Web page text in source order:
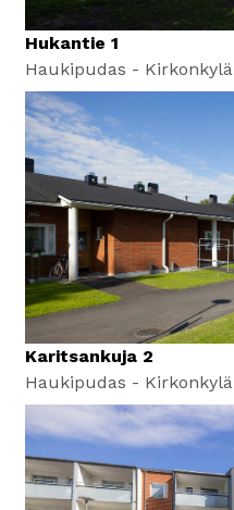
Hukantie 1
Haukipudas - Kirkonkylä
Karitsankuja 2
Haukipudas - Kirkonkylä